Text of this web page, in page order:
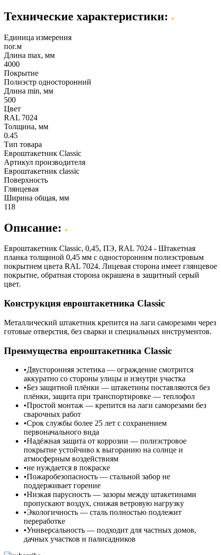
Технические характеристики:
Единица измерения
пог.м
Длина max, мм
4000
Покрытие
Полиэстр односторонний
Длина min, мм
500
Цвет
RAL 7024
Толщина, мм
0.45
Тип товара
Евроштакетник Classic
Артикул производителя
Евроштакетник classic
Поверхность
Глянцевая
Ширина общая, мм
118
Описание:
Евроштакетник Classic, 0,45, ПЭ, RAL 7024 - Штакетная
планка толщиной 0,45 мм с односторонним полиэстровым
покрытием цвета RAL 7024. Лицевая сторона имеет глянцевое
покрытие, обратная сторона окрашена в защитный серый
цвет.
Конструкция евроштакетника Classic
Металлический штакетник крепится на лаги саморезами через
готовые отверстия, без сварки и специальных инструментов.
Преимущества евроштакетника Classic
Двусторонняя эстетика — ограждение смотрится
аккуратно со стороны улицы и изнутри участка
Без защитной плёнки — штакетины поставляются без
плёнки, защита при транспортировке — теплофол
Простой монтаж — крепится на лаги саморезами без
сварочных работ
Срок службы более 25 лет с сохранением
первоначального вида
Надёжная защита от коррозии — полиэстровое
покрытие устойчиво к выгоранию на солнце и
атмосферным воздействиям
не нуждается в покраске
Пожаробезопасность — стальной забор не
поддерживает горение
Низкая парусность — зазоры между штакетинами
пропускают воздух, снижая ветровую нагрузку
Экологичность — сталь полностью подлежит
переработке
Универсальность — подходит для частных домов,
дачных участков и палисадников